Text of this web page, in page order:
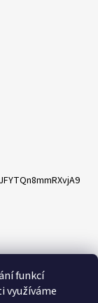
funkcí
využíváme